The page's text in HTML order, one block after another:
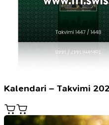
Kalendari – Takvimi